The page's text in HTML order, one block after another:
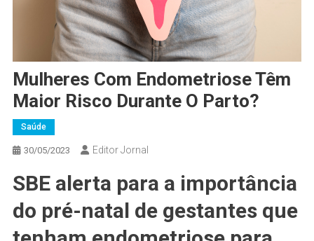
Mulheres Com Endometriose Têm
Maior Risco Durante O Parto?
Saúde
30/05/2023 Editor Jornal
SBE alerta para a importância
do pré-natal de gestantes que